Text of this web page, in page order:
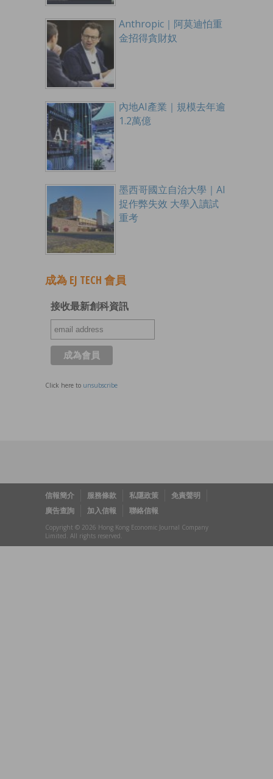
Anthropic｜阿莫迪怕重
金招得貪財奴
內地AI產業｜規模去年逾
1.2萬億
墨西哥國立自治大學｜AI
捉作弊失效 大學入讀試
重考
成為 EJ TECH 會員
接收最新創科資訊
Click here to unsubscribe
信報簡介 服務條款 私隱政策
免責聲明
廣告查詢
加入信報 聯絡信報
Copyright © 2026 Hong Kong Economic Journal Company
Limited. All rights reserved.